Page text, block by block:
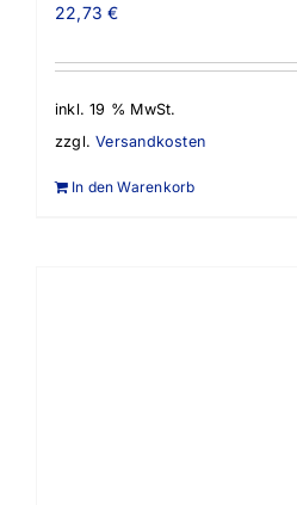
22,73€
inkl. 19 % MwSt.
zzgl.Versandkosten
In den Warenkorb